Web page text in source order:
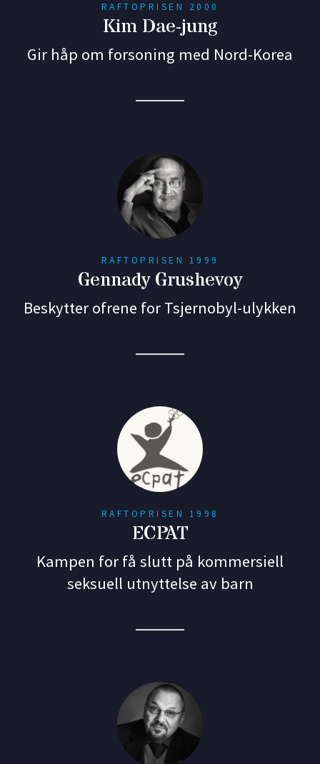
RAFTOPRISEN 2000
Kim Dae-jung
Gir håp om forsoning med Nord-Korea
RAFTOPRISEN 1999
Gennady Grushevoy
Beskytter ofrene for Tsjernobyl-ulykken
RAFTOPRISEN 1998
ECPAT
Kampen for få slutt på kommersiell
seksuell utnyttelse av barn